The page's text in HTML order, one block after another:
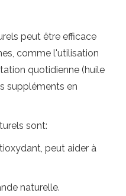
peut être efficace
comme l'utilisation
quotidienne (huile
suppléments en
sont:
peut aider à
naturelle.